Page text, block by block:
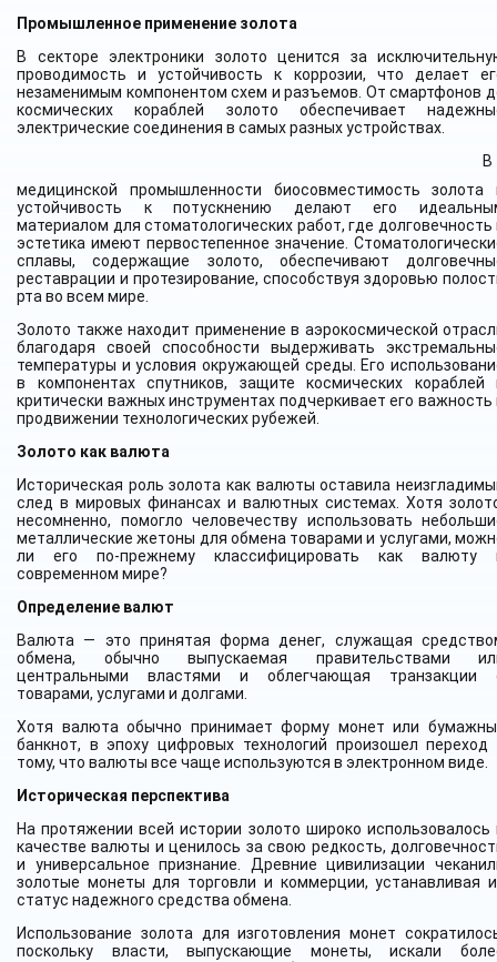
Промышленное применение золота
В секторе электроники золото ценится за
проводимость и устойчивость к коррозии, что делает
незаменимым компонентом схем и разъемов. От смартфонов
космических кораблей золото обеспечивает
электрические соединения в самых разных устройствах.
В
медицинской промышленности биосовместимость золота
устойчивость к потускнению делают его
материалом для стоматологических работ, где долговечность
эстетика имеют первостепенное значение.
сплавы, содержащие золото, обеспечивают
реставрации и протезирование, способствуя здоровью
рта во всем мире.
Золото также находит применение в аэрокосмической
благодаря своей способности выдерживать
температуры и условия окружающей среды. Его
в компонентах спутников, защите космических кораблей
критически важных инструментах подчеркивает его важность
продвижении технологических рубежей.
Золото как валюта
Историческая роль золота как валюты оставила
след в мировых финансах и валютных системах. Хотя
несомненно, помогло человечеству использовать
металлические жетоны для обмена товарами и услугами,
ли его по-прежнему классифицировать как валюту
современном мире?
Определение валют
Валюта — это принятая форма денег, служащая
обмена, обычно выпускаемая правительствами
центральными властями и облегчающая транзакции
товарами, услугами и долгами.
Хотя валюта обычно принимает форму монет или
банкнот, в эпоху цифровых технологий произошел переход
тому, что валюты все чаще используются в электронном виде.
Историческая перспектива
На протяжении всей истории золото широко использовалось
качестве валюты и ценилось за свою редкость,
и универсальное признание. Древние цивилизации
золотые монеты для торговли и коммерции, устанавливая
статус надежного средства обмена.
Использование золота для изготовления монет
поскольку власти, выпускающие монеты, искали